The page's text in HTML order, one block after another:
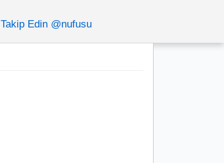
Takip Edin @nufusu